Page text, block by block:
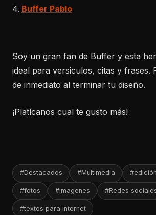
4. Buffer Pablo
Soy un gran fan de Buffer y esta
ideal para versiculos, citas y frases.
de inmediato al terminar tu diseño.
¡Platícanos cual te gusto más!
#Destacados #Multimedia
#fotos #imagenes #Redes
#textos para internet